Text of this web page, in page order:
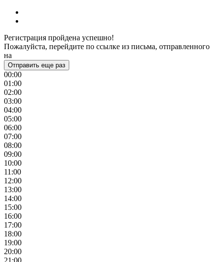
Регистрация пройдена успешно!
Пожалуйста, перейдите по ссылке из письма, отправленного
на
Отправить еще раз
00:00
01:00
02:00
03:00
04:00
05:00
06:00
07:00
08:00
09:00
10:00
11:00
12:00
13:00
14:00
15:00
16:00
17:00
18:00
19:00
20:00
21:00